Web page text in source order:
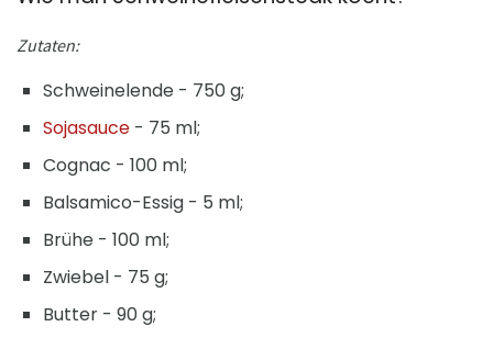
Zutaten:
Schweinelende - 750 g;
Sojasauce - 75 ml;
Cognac - 100 ml;
Balsamico-Essig - 5 ml;
Brühe - 100 ml;
Zwiebel - 75 g;
Butter - 90 g;